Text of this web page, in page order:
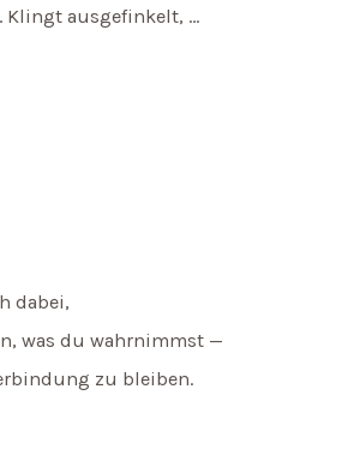
Klingt ausgefinkelt, …
dabei,
was du wahrnimmst —
zu bleiben.